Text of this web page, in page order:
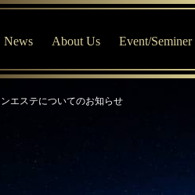
News About Us
プロフィール
Event/Seminer
エステについてのお知らせ